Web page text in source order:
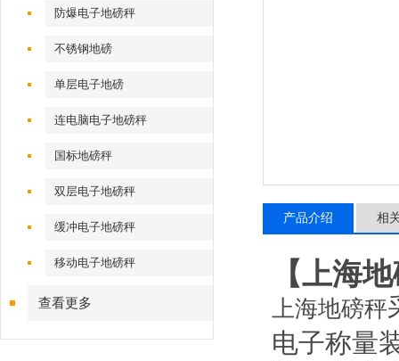
防爆电子地磅秤
不锈钢地磅
单层电子地磅
连电脑电子地磅秤
国标地磅秤
双层电子地磅秤
缓冲电子地磅秤
移动电子地磅秤
查看更多
产品介绍 相
【上海
上海地磅秤
电子称量